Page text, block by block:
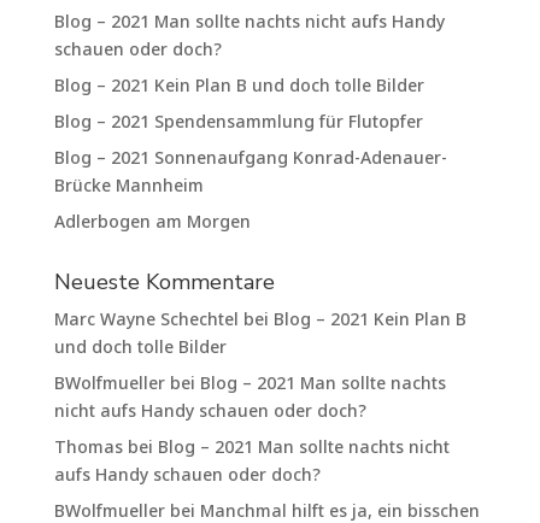
Blog – 2021 Man sollte nachts nicht aufs Handy
schauen oder doch?
Blog – 2021 Kein Plan B und doch tolle Bilder
Blog – 2021 Spendensammlung für Flutopfer
Blog – 2021 Sonnenaufgang Konrad-Adenauer-
Brücke Mannheim
Adlerbogen am Morgen
Neueste Kommentare
Marc Wayne Schechtel bei Blog – 2021 Kein Plan B
und doch tolle Bilder
BWolfmuellerbei Blog – 2021 Man sollte nachts
nicht aufs Handy schauen oder doch?
Thomasbei Blog – 2021 Man sollte nachts nicht
aufs Handy schauen oder doch?
BWolfmuellerbei Manchmal hilft es ja, ein bisschen